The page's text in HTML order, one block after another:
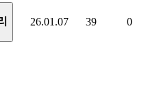
26.01.07 39 0